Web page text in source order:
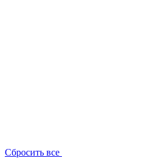
Сбросить все